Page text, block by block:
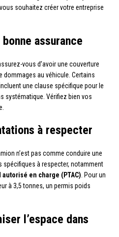
souhaitez créer votre entreprise
bonne assurance
vous d’avoir une couverture
dommages au véhicule. Certains
une clause spécifique pour le
systématique. Vérifiez bien vos
à respecter
n’est pas comme conduire une
spécifiques à respecter, notamment
autorisé en charge (PTAC) . Pour un
à 3,5 tonnes, un permis poids
l’espace dans